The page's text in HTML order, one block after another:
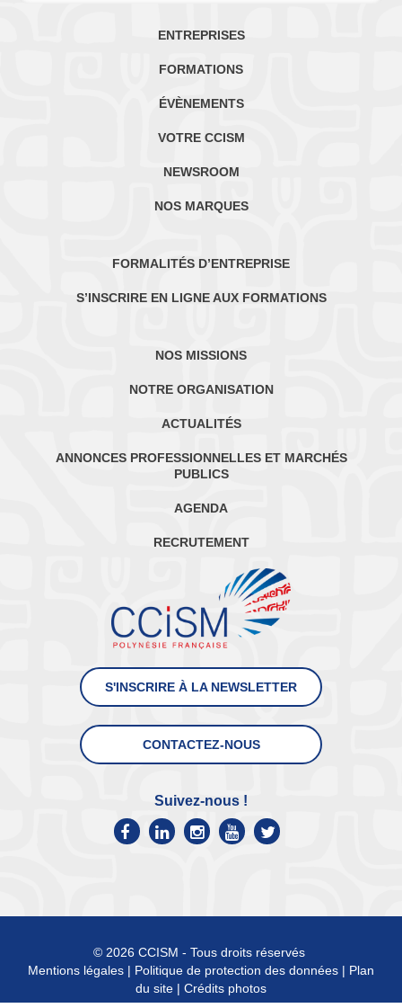
ENTREPRISES
FORMATIONS
ÉVÈNEMENTS
VOTRE CCISM
NEWSROOM
NOS MARQUES
FORMALITÉS D’ENTREPRISE
S’INSCRIRE EN LIGNE AUX FORMATIONS
NOS MISSIONS
NOTRE ORGANISATION
ACTUALITÉS
ANNONCES PROFESSIONNELLES ET MARCHÉS
PUBLICS
AGENDA
RECRUTEMENT
S'INSCRIRE À LA NEWSLETTER
CONTACTEZ-NOUS
Suivez-nous !
© 2026 CCISM - Tous droits réservés
Mentions légales | Politique de protection des données | Plan
du site | Crédits photos